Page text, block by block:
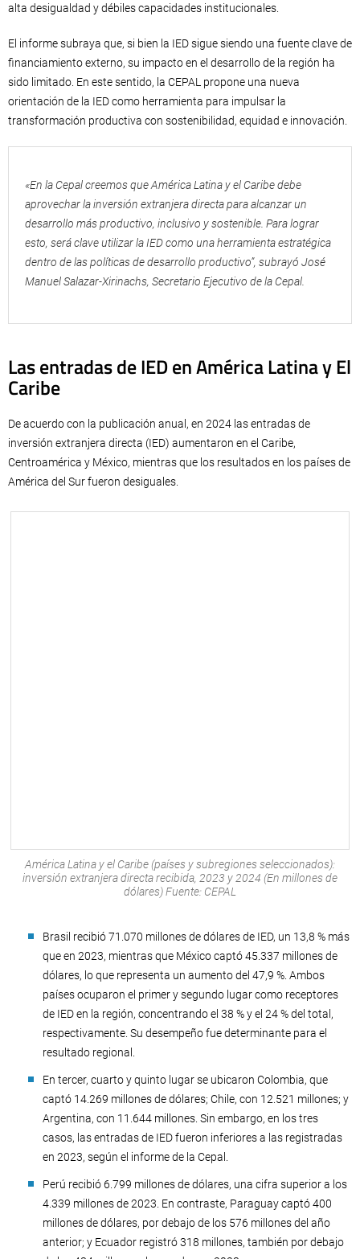
alta desigualdad y débiles capacidades institucionales.
El informe subraya que, si bien la IED sigue siendo una fuente clave de
financiamiento externo, su impacto en el desarrollo de la región ha
sido limitado. En este sentido, la CEPAL propone una nueva
orientación de la IED como herramienta para impulsar la
transformación productiva con sostenibilidad, equidad e innovación.
«En la Cepal creemos que América Latina y el Caribe debe
aprovechar la inversión extranjera directa para alcanzar un
desarrollo más productivo, inclusivo y sostenible. Para lograr
esto, será clave utilizar la IED como una herramienta estratégica
dentro de las políticas de desarrollo productivo”, subrayó José
Manuel Salazar-Xirinachs, Secretario Ejecutivo de la Cepal.
Las entradas de IED en América Latina y El
Caribe
De acuerdo con la publicación anual, en 2024 las entradas de
inversión extranjera directa (IED) aumentaron en el Caribe,
Centroamérica y México, mientras que los resultados en los países de
América del Sur fueron desiguales.
América Latina y el Caribe (países y subregiones seleccionados):
inversión extranjera directa recibida, 2023 y 2024 (En millones de
dólares) Fuente: CEPAL
Brasil recibió 71.070 millones de dólares de IED, un 13,8 % más
que en 2023, mientras que México captó 45.337 millones de
dólares, lo que representa un aumento del 47,9 %. Ambos
países ocuparon el primer y segundo lugar como receptores
de IED en la región, concentrando el 38 % y el 24 % del total,
respectivamente. Su desempeño fue determinante para el
resultado regional.
En tercer, cuarto y quinto lugar se ubicaron Colombia, que
captó 14.269 millones de dólares; Chile, con 12.521 millones; y
Argentina, con 11.644 millones. Sin embargo, en los tres
casos, las entradas de IED fueron inferiores a las registradas
en 2023, según el informe de la Cepal.
Perú recibió 6.799 millones de dólares, una cifra superior a los
4.339 millones de 2023. En contraste, Paraguay captó 400
millones de dólares, por debajo de los 576 millones del año
anterior; y Ecuador registró 318 millones, también por debajo